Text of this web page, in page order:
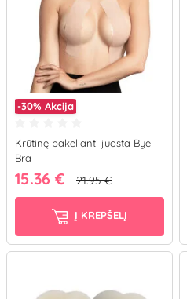
-30% Akcija
Krūtinę pakelianti juosta Bye
Bra
15.36 € 21.95 €
Į KREPŠELĮ